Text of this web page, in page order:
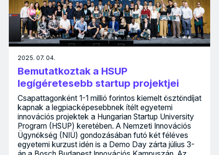
2025. 07. 04.
Bemutatkoztak a HSUP
legígéretesebb startup projektjei
Csapattagonként 1-1 millió forintos kiemelt ösztöndíjat
kapnak a legpiacképesebbnek ítélt egyetemi
innovációs projektek a Hungarian Startup University
Program (HSUP) keretében. A Nemzeti Innovációs
Ügynökség (NIÜ) gondozásában futó két féléves
egyetemi kurzust idén is a Demo Day zárta július 3-